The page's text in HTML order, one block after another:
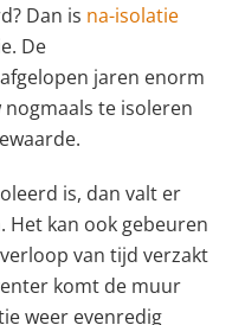
Dan is na-isolatie
De
jaren enorm
te isoleren
is, dan valt er
Het kan ook gebeuren
van tijd verzakt
komt de muur
weer evenredig